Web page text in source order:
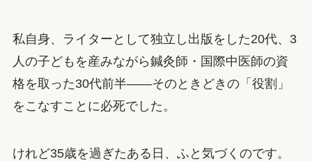
私自身、ライターとして独立し出版をした20代、3
人の子どもを産みながら鍼灸師・国際中医師の資
格を取った30代前半——そのときどきの「役割」
をこなすことに必死でした。
けれど35歳を過ぎたある日、ふと気づくのです。